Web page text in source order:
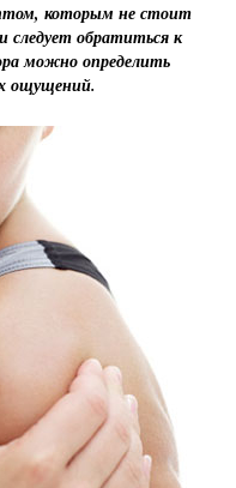
которым не стоит
следует обратиться к
можно определить
ощущений.